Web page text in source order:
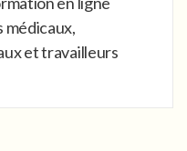
médicaux,
et travailleurs